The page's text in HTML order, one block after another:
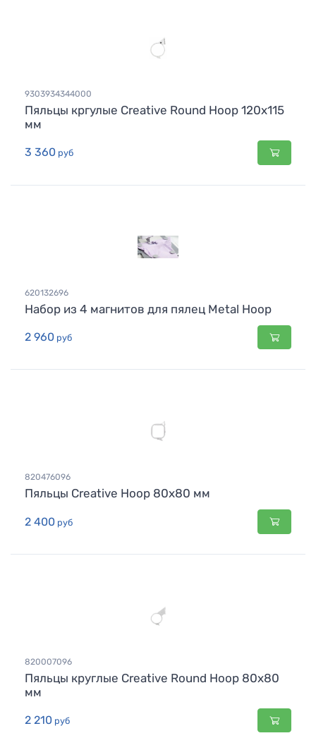
9303934344000
Пяльцы кргулые Creative Round Hoop 120x115
мм
3 360 руб
620132696
Набор из 4 магнитов для пялец Metal Hoop
2 960 руб
820476096
Пяльцы Creative Hoop 80x80 мм
2 400 руб
820007096
Пяльцы круглые Creative Round Hoop 80x80
мм
2 210 руб